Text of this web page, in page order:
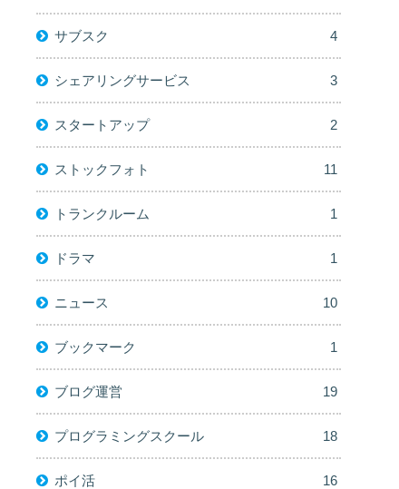
サブスク 4
シェアリングサービス 3
スタートアップ 2
ストックフォト 11
トランクルーム 1
ドラマ 1
ニュース 10
ブックマーク 1
ブログ運営 19
プログラミングスクール 18
ポイ活 16